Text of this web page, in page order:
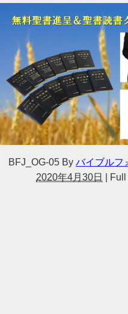
BFJ_OG-05 By バイブルフ
2020年4月30日